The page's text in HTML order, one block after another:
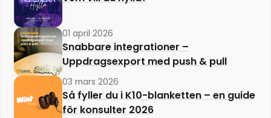
01 april 2026
Snabbare integrationer –
Uppdragsexport med push & pull
03 mars 2026
Så fyller du i K10-blanketten – en guide
för konsulter 2026